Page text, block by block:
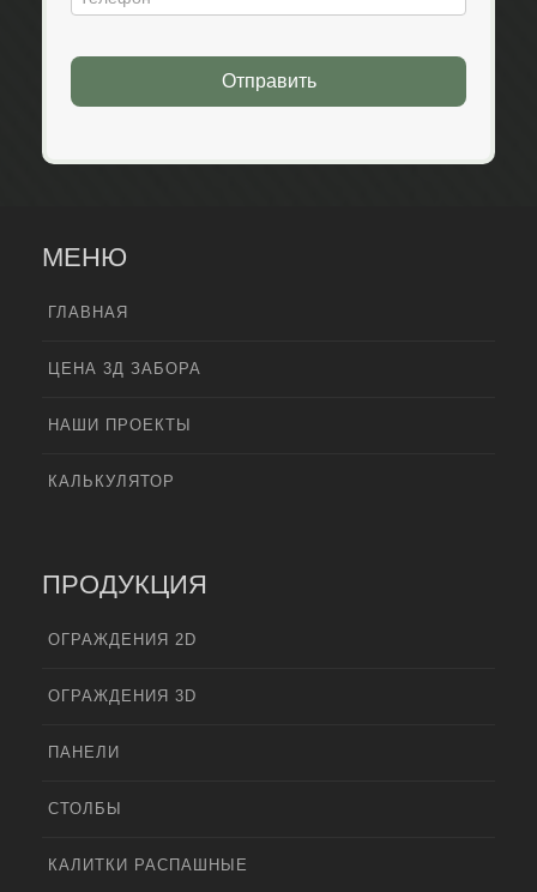
Отправить
МЕНЮ
ГЛАВНАЯ
ЦЕНА 3Д ЗАБОРА
НАШИ ПРОЕКТЫ
КАЛЬКУЛЯТОР
ПРОДУКЦИЯ
ОГРАЖДЕНИЯ 2D
ОГРАЖДЕНИЯ 3D
ПАНЕЛИ
СТОЛБЫ
КАЛИТКИ РАСПАШНЫЕ